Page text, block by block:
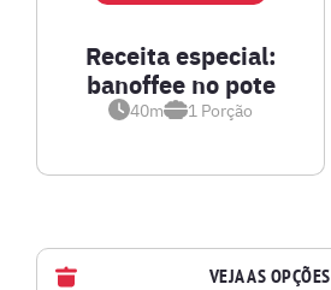
Receita especial:
banoffee no pote
40m 1 Porção
VEJA AS OPÇÕES